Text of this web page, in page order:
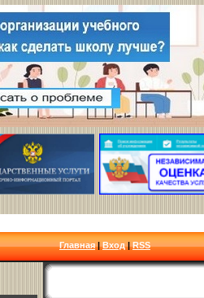
Главная |Вход|RSS